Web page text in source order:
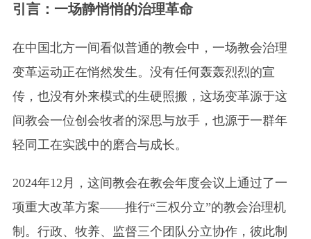
引言：一场静悄悄的治理革命
在中国北方一间看似普通的教会中，一场教会治理
变革运动正在悄然发生。没有任何轰轰烈烈的宣
传，也没有外来模式的生硬照搬，这场变革源于这
间教会一位创会牧者的深思与放手，也源于一群年
轻同工在实践中的磨合与成长。
2024年12月，这间教会在教会年度会议上通过了一
项重大改革方案——推行“三权分立”的教会治理机
制。行政、牧养、监督三个团队分立协作，彼此制